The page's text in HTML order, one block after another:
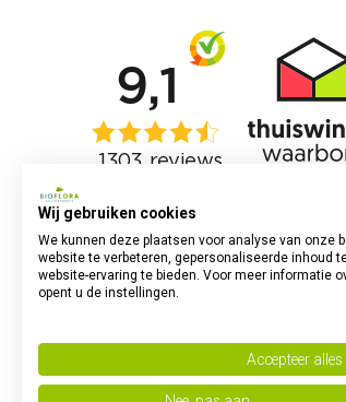
Wij gebruiken cookies
We kunnen deze plaatsen voor analyse van onze
website te verbeteren, gepersonaliseerde inhoud
website-ervaring te bieden. Voor meer informatie
opent u de instellingen.
Accepteer alles